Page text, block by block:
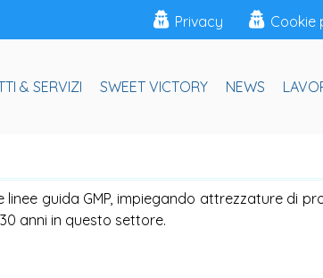
Privacy Cookie
& SERVIZI SWEET VICTORY NEWS
guida GMP, impiegando attrezzature di
anni in questo settore.